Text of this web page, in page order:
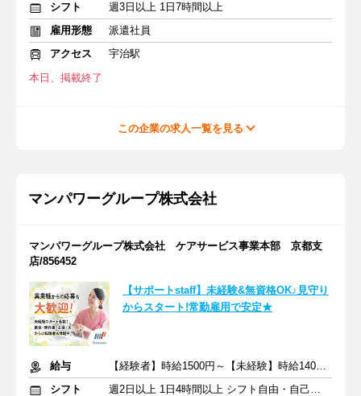
シフト
週3日以上 1日7時間以上
雇用形態
派遣社員
アクセス
宇治駅
本日、掲載終了
この企業の求人一覧を見る
マンパワーグループ株式会社
マンパワーグループ株式会社 ケアサービス事業本部 京都支
店/856452
【サポートstaff】未経験&無資格OK♪見守り
からスタート!常勤雇用で安定★
給与
【経験者】時給1500円～【未経験】時給1400円～ ※交通費全額
シフト
週2日以上 1日4時間以上 シフト自由・自己申告